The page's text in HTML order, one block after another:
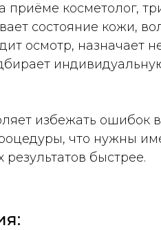
приёме косметолог,
состояние кожи,
осмотр, назначает
избежать ошибок
что нужны
быстрее.